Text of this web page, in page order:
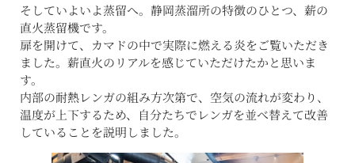
そしていよいよ蒸留へ。静岡蒸溜所の特徴のひとつ、薪の
直火蒸留機です。
扉を開けて、カマドの中で実際に燃える炎をご覧いただき
ました。薪直火のリアルを感じていただけたかと思いま
す。
内部の耐熱レンガの組み方次第で、空気の流れが変わり、
温度が上下するため、自分たちでレンガを並べ替えて改善
していることを説明しました。